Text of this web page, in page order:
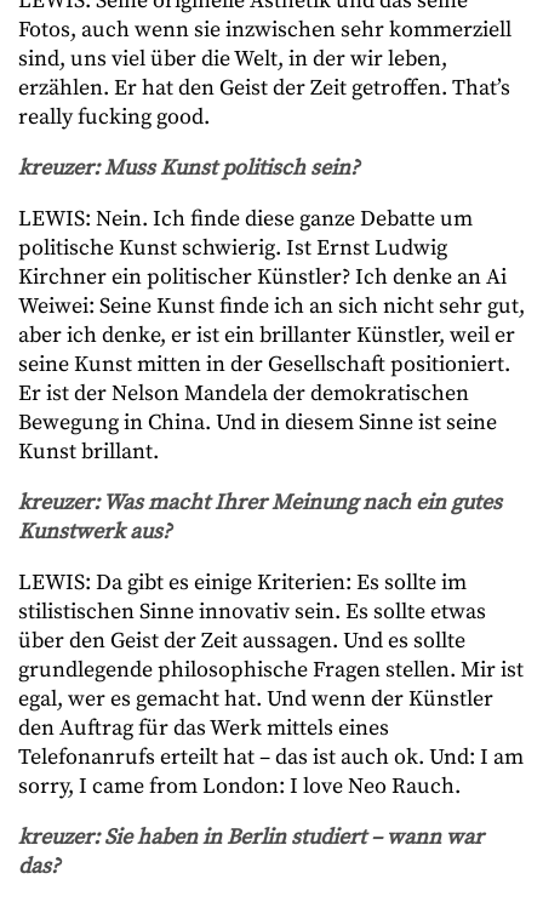
Fotos, auch wenn sie inzwischen sehr kommerziell
sind, uns viel über die Welt, in der wir leben,
erzählen. Er hat den Geist der Zeit getroffen. That’s
really fucking good.
kreuzer: Muss Kunst politisch sein?
LEWIS: Nein. Ich finde diese ganze Debatte um
politische Kunst schwierig. Ist Ernst Ludwig
Kirchner ein politischer Künstler? Ich denke an Ai
Weiwei: Seine Kunst finde ich an sich nicht sehr gut,
aber ich denke, er ist ein brillanter Künstler, weil er
seine Kunst mitten in der Gesellschaft positioniert.
Er ist der Nelson Mandela der demokratischen
Bewegung in China. Und in diesem Sinne ist seine
Kunst brillant.
kreuzer: Was macht Ihrer Meinung nach ein gutes
Kunstwerk aus?
LEWIS: Da gibt es einige Kriterien: Es sollte im
stilistischen Sinne innovativ sein. Es sollte etwas
über den Geist der Zeit aussagen. Und es sollte
grundlegende philosophische Fragen stellen. Mir ist
egal, wer es gemacht hat. Und wenn der Künstler
den Auftrag für das Werk mittels eines
Telefonanrufs erteilt hat – das ist auch ok. Und: I am
sorry, I came from London: I love Neo Rauch.
kreuzer: Sie haben in Berlin studiert – wann war
das?